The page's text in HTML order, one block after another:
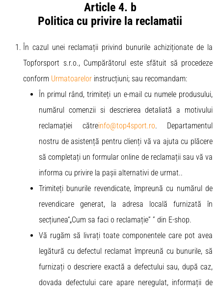
Article 4. b
Politica cu privire la reclamatii
În cazul unei reclamații privind bunurile achiziționate de la
Topforsport s.r.o., Cumpărătorul este sfătuit să procedeze
conform Urmatoarelor instrucțiuni; sau recomandam:
În primul rând, trimiteți un e-mail cu numele produsului,
numărul comenzii si descrierea detaliată a motivului
reclamației cătreinfo@top4sport.ro. Departamentul
nostru de asistență pentru clienți vă va ajuta cu plăcere
să completați un formular online de reclamații sau vă va
informa cu privire la pașii alternativi de urmat..
Trimiteți bunurile revendicate, împreună cu numărul de
revendicare generat, la adresa locală furnizată în
secțiunea“„Cum sa faci o reclamație” ” din E-shop.
Vă rugăm să livrați toate componentele care pot avea
legătură cu defectul reclamat împreună cu bunurile, să
furnizați o descriere exactă a defectului sau, după caz,
dovada defectului care apare neregulat, informații de